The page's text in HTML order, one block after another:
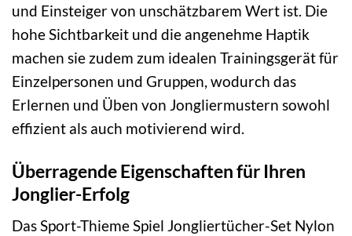
und Einsteiger von unschätzbarem Wert ist. Die
hohe Sichtbarkeit und die angenehme Haptik
machen sie zudem zum idealen Trainingsgerät für
Einzelpersonen und Gruppen, wodurch das
Erlernen und Üben von Jongliermustern sowohl
effizient als auch motivierend wird.
Überragende Eigenschaften für Ihren
Jonglier-Erfolg
Das Sport-Thieme Spiel Jongliertücher-Set Nylon